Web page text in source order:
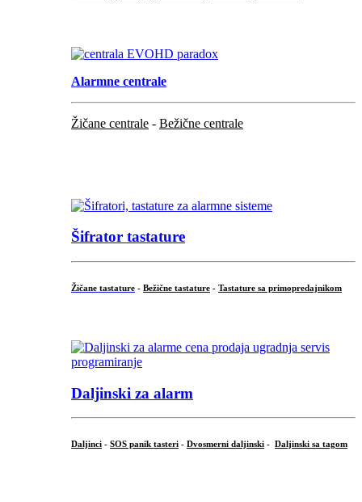
Alarmne centrale
Žičane centrale - Bežične centrale
Šifrator tastature
Žičane tastature - Bežične tastature - Tastature sa primopredajnikom
Daljinski za alarm
Daljinci - SOS panik tasteri - Dvosmerni daljinski - Daljinski sa tagom